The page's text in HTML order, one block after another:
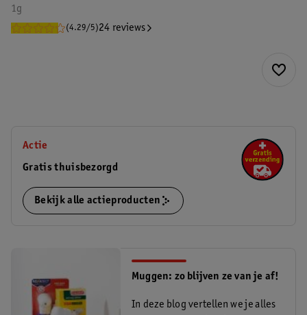
1g
(4.29/5)24 reviews
Actie
Gratis thuisbezorgd
Bekijk alle actieproducten
Muggen: zo blijven ze van je af!
In deze blog vertellen we je alles